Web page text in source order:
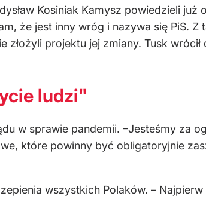
Kosiniak Kamysz powiedzieli już
że jest inny wróg i nazywa się PiS. Z
projektu jej zmiany. Tusk
ludzi"
w sprawie pandemii. –Jesteśmy za
które powinny być obligatoryjnie
wszystkich Polaków. – Najpierw